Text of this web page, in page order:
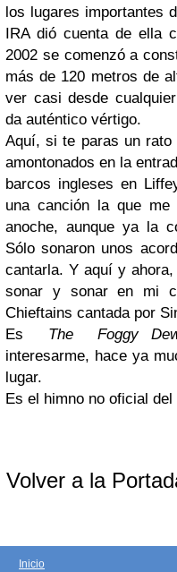
los lugares importantes
IRA dió cuenta de ella
2002 se comenzó a
más de 120 metros de
ver casi desde
da auténtico vértigo.
Aquí, si te paras un
amontonados en la
barcos ingleses en
una canción la que me
anoche, aunque ya la
Sólo sonaron unos
cantarla. Y aquí y
sonar y sonar en mi
Chieftains cantada por
Es The Foggy
interesarme, hace ya
lugar.
Es el himno no oficial del
Volver a la
Inicio